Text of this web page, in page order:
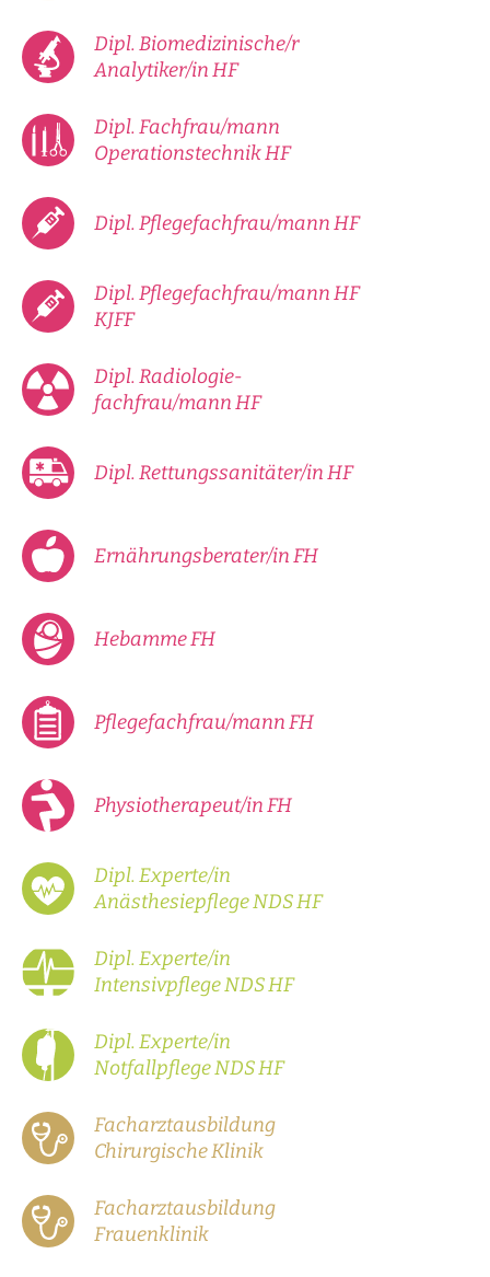
Dipl. Biomedizinische/r
Analytiker/in HF
Dipl. Fachfrau/mann
Operationstechnik HF
Dipl. Pflegefachfrau/mann HF
Dipl. Pflegefachfrau/mann HF
KJFF
Dipl. Radiologie-
fachfrau/mann HF
Dipl. Rettungssanitäter/in HF
Ernährungsberater/in FH
Hebamme FH
Pflegefachfrau/mann FH
Physiotherapeut/in FH
Dipl. Experte/in
Anästhesiepflege NDS HF
Dipl. Experte/in
Intensivpflege NDS HF
Dipl. Experte/in
Notfallpflege NDS HF
Facharztausbildung
Chirurgische Klinik
Facharztausbildung
Frauenklinik